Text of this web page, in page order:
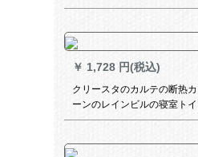
ポーリング写真风景ビジネ広
￥ 1,728 円(税込)
クリースタのカルテの断热カ
ーンのレインビルの寝室トイ
玄関に付けられた既制カーリ
します。玄関を断熱します。